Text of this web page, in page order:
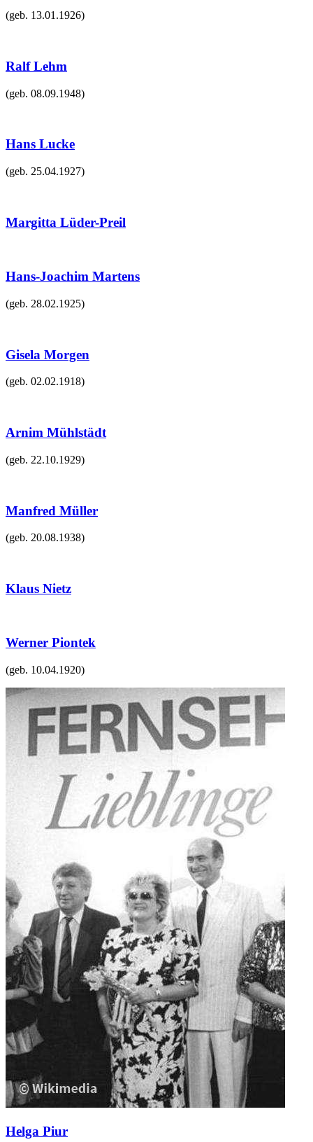
(geb. 13.01.1926)
Ralf Lehm
(geb. 08.09.1948)
Hans Lucke
(geb. 25.04.1927)
Margitta Lüder-Preil
Hans-Joachim Martens
(geb. 28.02.1925)
Gisela Morgen
(geb. 02.02.1918)
Arnim Mühlstädt
(geb. 22.10.1929)
Manfred Müller
(geb. 20.08.1938)
Klaus Nietz
Werner Piontek
(geb. 10.04.1920)
Helga Piur